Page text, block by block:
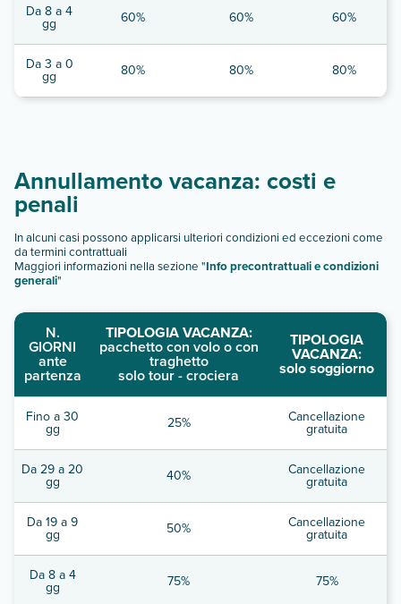
Da 8 a 4
gg 60% 60% 60%
Da 3 a 0
gg 80% 80% 80%
Annullamento vacanza: costi e
penali
In alcuni casi possono applicarsi ulteriori condizioni ed eccezioni come
da termini contrattuali
Maggiori informazioni nella sezione "Info precontrattuali e condizioni
generali"
N.
GIORNI
ante
partenza
TIPOLOGIA VACANZA:
pacchetto con volo o con
traghetto
solo tour - crociera
TIPOLOGIA
VACANZA:
solo soggiorno
Fino a 30
gg 25% Cancellazione
gratuita
Da 29 a 20
gg 40% Cancellazione
gratuita
Da 19 a 9
gg 50% Cancellazione
gratuita
Da 8 a 4
gg 75% 75%